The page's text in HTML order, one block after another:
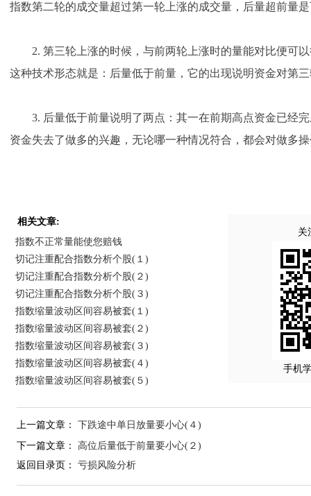
指数第二轮的成交量超过第一轮上涨的成交量，后量超前量
2. 第三轮上涨的时候，与前两轮上涨时的量能对比便可以
这种技术形态就是：后量低于前量，它的出现说明资金对第
3. 后量低于前量说明了两点：其一在前期高点资金已经完
资金失去了做多的兴趣，无论哪一种情况符合，都会对做多
相关文章:
指数不正常量能使您赔钱
切记注重配合指数分析个股(１)
切记注重配合指数分析个股(２)
切记注重配合指数分析个股(３)
指数缩量波动区间容易被套(１)
指数缩量波动区间容易被套(２)
指数缩量波动区间容易被套(３)
指数缩量波动区间容易被套(４)
指数缩量波动区间容易被套(５)
关
手机
上一篇文章： 下跌途中单日放量要小心(４)
下一篇文章： 高位后量低于前量要小心(２)
返回目录页： 亏损风险分析